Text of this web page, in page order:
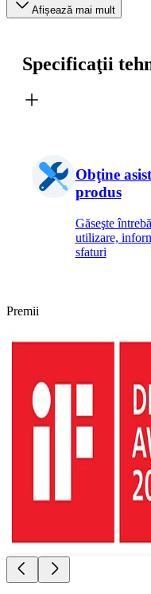
Afișează mai mult
Specificaţii
Obţine
produs
Găseşte
utilizare,
sfaturi
Premii